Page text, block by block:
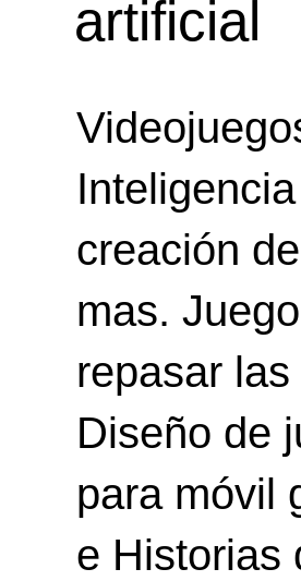
artificial
creación
mas.
repasar
Diseño de
para móvil
e Historias